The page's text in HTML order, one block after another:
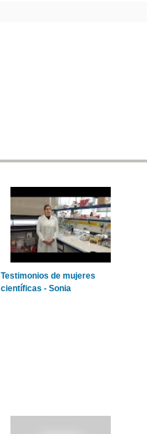
Testimonios de mujeres
científicas - Sonia